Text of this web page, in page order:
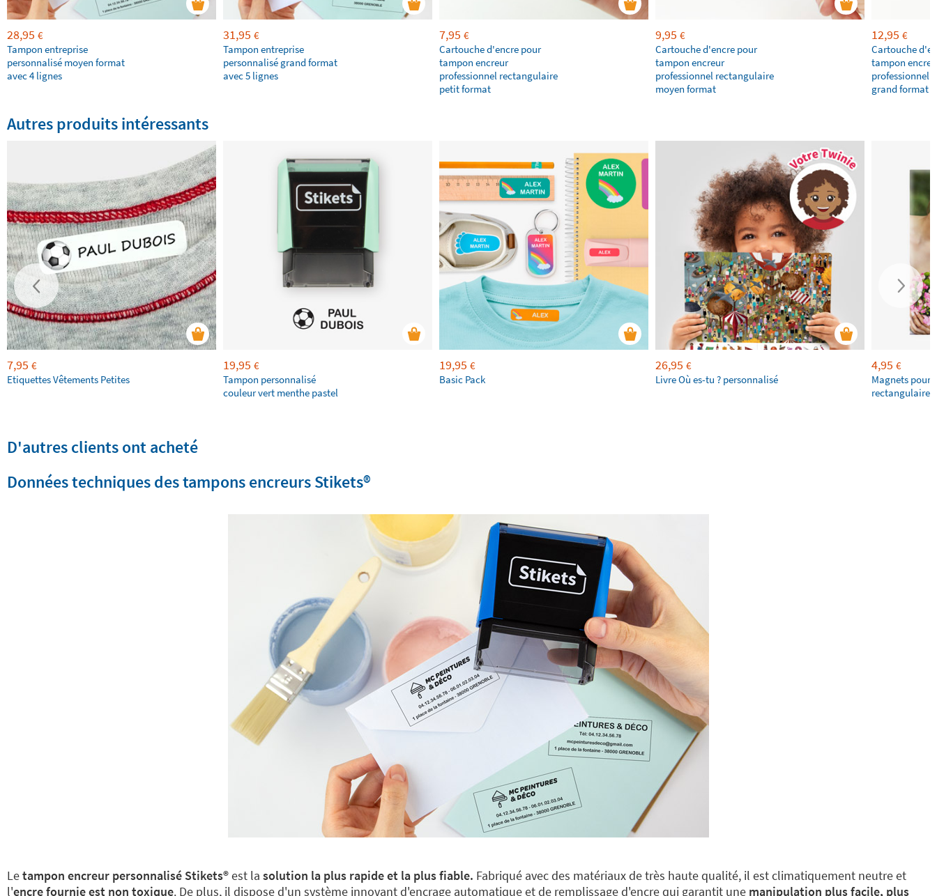
28,95 €
Tampon entreprise
personnalisé moyen format
avec 4 lignes
31,95 €
Tampon entreprise
personnalisé grand format
avec 5 lignes
7,95 €
Cartouche d'encre pour
tampon encreur
professionnel rectangulaire
petit format
9,95 €
Cartouche d'encre pour
tampon encreur
professionnel rectangulaire
moyen format
12,95 €
Cartouche
tampon
professionnel
grand format
Autres produits intéressants
7,95 €
Etiquettes Vêtements Petites
19,95 €
Tampon personnalisé
couleur vert menthe pastel
19,95 €
Basic Pack
26,95 €
Livre Où es-tu ? personnalisé
4,95 €
Magnets pour
rectangulaires
D'autres clients ont acheté
Données techniques des tampons encreurs Stikets®️
Letampon encreur personnalisé Stikets®️est la solution la plus rapide et la plus fiable. Fabriqué avec des matériaux de très haute qualité, il est climatiquement neutre et
l'encre fournie est non toxique. De plus, il dispose d'un système innovant d'encrage automatique et de remplissage d'encre qui garantit une manipulation plus facile, plus